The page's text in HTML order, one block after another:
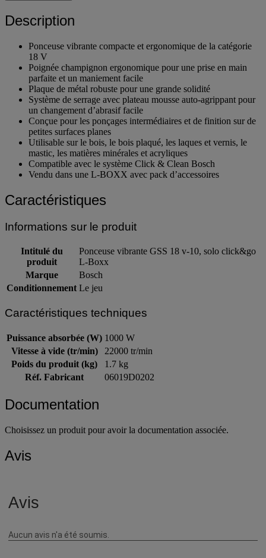
Description
Ponceuse vibrante compacte et ergonomique de la catégorie
18 V
Poignée champignon ergonomique pour une prise en main
parfaite et un maniement facile
Plaque de métal robuste pour une grande solidité
Système de serrage avec plateau mousse auto-agrippant pour
un changement d’abrasif facile
Conçue pour les ponçages intermédiaires et de finition sur de
petites surfaces planes
Utilisable sur le bois, le bois plaqué, les laques et vernis, le
mastic, les matières minérales et acryliques
Compatible avec le système Click & Clean Bosch
Vendu dans une L-BOXX avec pack d’accessoires
Caractéristiques
Informations sur le produit
Intitulé du
produit
Ponceuse vibrante GSS 18 v-10, solo click&go
L-Boxx
Marque
Bosch
Conditionnement Le jeu
Caractéristiques techniques
Puissance absorbée (W) 1000 W
Vitesse à vide (tr/min)
22000 tr/min
Poids du produit (kg)
1.7 kg
Réf. Fabricant
06019D0202
Documentation
Choisissez un produit pour avoir la documentation associée.
Avis